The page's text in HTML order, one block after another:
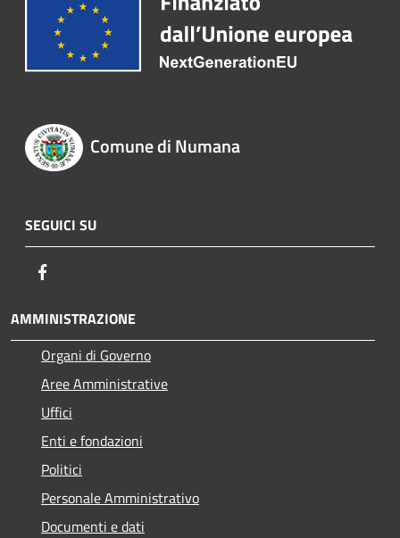
Comune di Numana
SEGUICI SU
AMMINISTRAZIONE
Organi di Governo
Aree Amministrative
Uffici
Enti e fondazioni
Politici
Personale Amministrativo
Documenti e dati